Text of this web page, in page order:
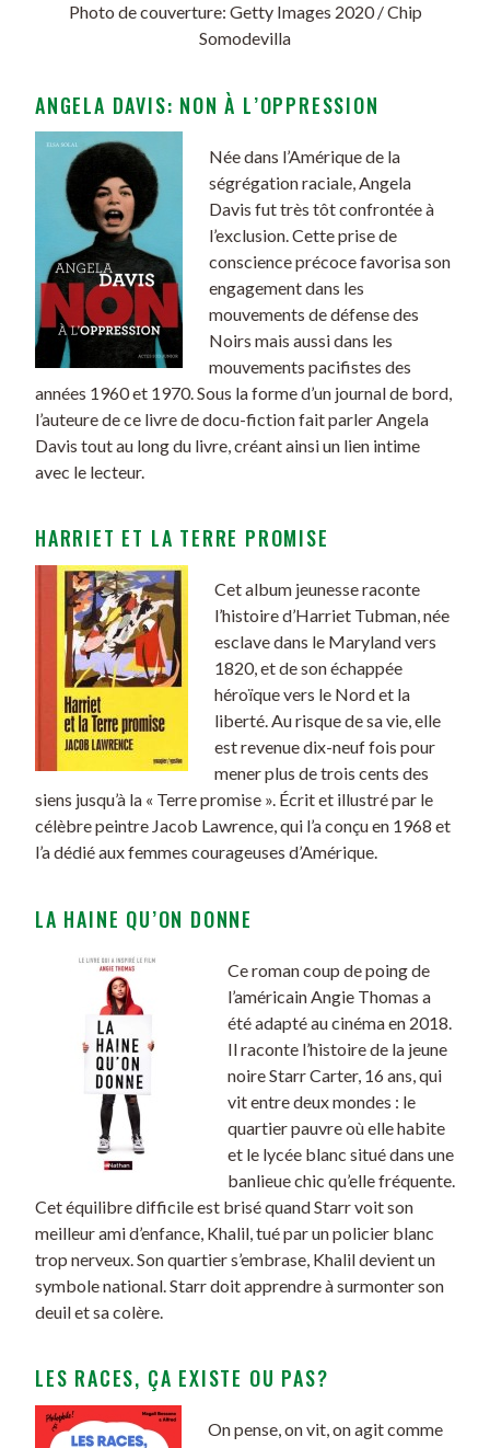
Photo de couverture: Getty Images 2020 / Chip
Somodevilla
ANGELA DAVIS: NON À L’OPPRESSION
Née dans l’Amérique de la
ségrégation raciale, Angela
Davis fut très tôt confrontée à
l’exclusion. Cette prise de
conscience précoce favorisa son
engagement dans les
mouvements de défense des
Noirs mais aussi dans les
mouvements pacifistes des
années 1960 et 1970. Sous la forme d’un journal de bord,
l’auteure de ce livre de docu-fiction fait parler Angela
Davis tout au long du livre, créant ainsi un lien intime
avec le lecteur.
HARRIET ET LA TERRE PROMISE
Cet album jeunesse raconte
l’histoire d’Harriet Tubman, née
esclave dans le Maryland vers
1820, et de son échappée
héroïque vers le Nord et la
liberté. Au risque de sa vie, elle
est revenue dix-neuf fois pour
mener plus de trois cents des
siens jusqu’à la « Terre promise ». Écrit et illustré par le
célèbre peintre Jacob Lawrence, qui l’a conçu en 1968 et
l’a dédié aux femmes courageuses d’Amérique.
LA HAINE QU’ON DONNE
Ce roman coup de poing de
l’américain Angie Thomas a
été adapté au cinéma en 2018.
Il raconte l’histoire de la jeune
noireStarr Carter, 16 ans, qui
vit entre deux mondes : le
quartier pauvre où elle habite
et le lycée blanc situé dans une
banlieue chic qu’elle fréquente.
Cet équilibre difficile est brisé quand Starr voit son
meilleur ami d’enfance, Khalil, tué par un policier blanc
trop nerveux. Son quartier s’embrase, Khalil devient un
symbole national. Starr doit apprendre à surmonter son
deuil et sa colère.
LES RACES, ÇA EXISTE OU PAS?
On pense, on vit, on agit comme